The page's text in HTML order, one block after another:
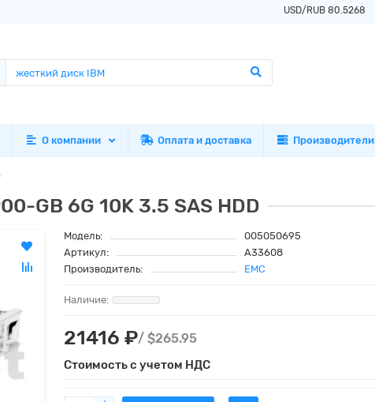
USD/RUB 80.5268
О компании Оплата и доставка Производители
GB 6G 10K 3.5 SAS HDD
Модель:
005050695
Артикул:
A33608
Производитель:
EMC
21416 ₽/ $265.95
Стоимость с учетом НДС